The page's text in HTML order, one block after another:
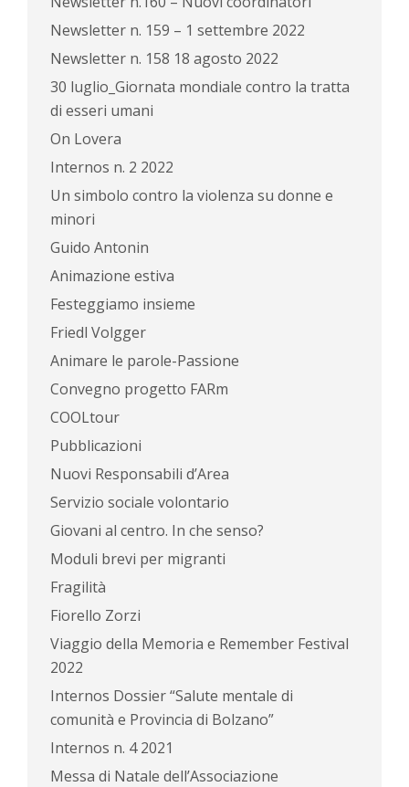
Newsletter n. 159 – 1 settembre 2022
Newsletter n. 158 18 agosto 2022
30 luglio_Giornata mondiale contro la tratta
di esseri umani
On Lovera
Internos n. 2 2022
Un simbolo contro la violenza su donne e
minori
Guido Antonin
Animazione estiva
Festeggiamo insieme
Friedl Volgger
Animare le parole-Passione
Convegno progetto FARm
COOLtour
Pubblicazioni
Nuovi Responsabili d’Area
Servizio sociale volontario
Giovani al centro. In che senso?
Moduli brevi per migranti
Fragilità
Fiorello Zorzi
Viaggio della Memoria e Remember Festival
2022
Internos Dossier “Salute mentale di
comunità e Provincia di Bolzano”
Internos n. 4 2021
Messa di Natale dell’Associazione